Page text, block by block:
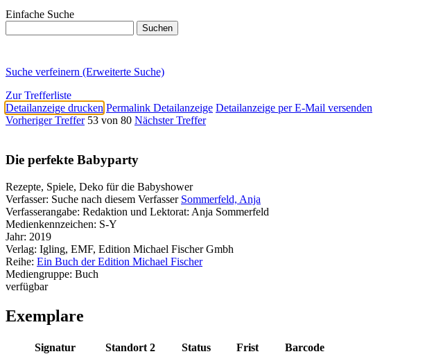
Einfache Suche
Suche verfeinern (Erweiterte Suche)
Zur Trefferliste
Detailanzeige drucken Permalink Detailanzeige Detailanzeige per E-Mail versenden
Vorheriger Treffer 53 von 80 Nächster Treffer
Die perfekte Babyparty
Rezepte, Spiele, Deko für die Babyshower
Verfasser: Suche nach diesem Verfasser Sommerfeld, Anja
Verfasserangabe: Redaktion und Lektorat: Anja Sommerfeld
Medienkennzeichen: S-Y
Jahr: 2019
Verlag: Igling, EMF, Edition Michael Fischer Gmbh
Reihe: Ein Buch der Edition Michael Fischer
Mediengruppe: Buch
verfügbar
Exemplare
Signatur Standort 2 Status Frist
Barcode